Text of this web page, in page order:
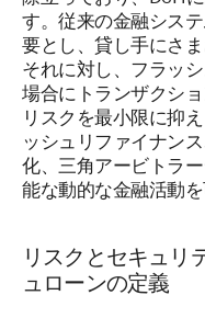
す。従来の金融シス
要とし、貸し手にさ
それに対し、フラッ
場合にトランザクシ
リスクを最小限に抑
ッシュリファイナン
化、三角アービトラ
能な動的な金融活動を
リスクとセキュリ
ュローンの定義